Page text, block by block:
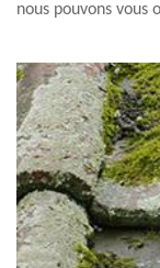
nous pouvons